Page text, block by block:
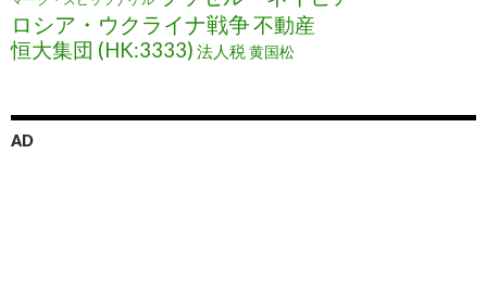
ロシア・ウクライナ戦争不動産
恒大集団 (HK:3333) 法人税黄国松
AD